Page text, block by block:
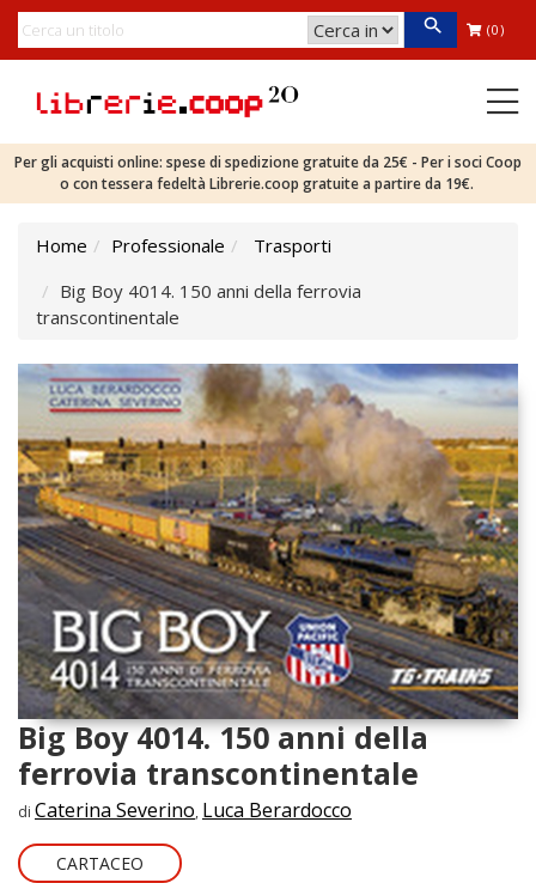
(0)
Per gli acquisti online: spese di spedizione gratuite da 25€ - Per i soci Coop
o con tessera fedeltà Librerie.coop gratuite a partire da 19€.
Home Professionale
Trasporti
Big Boy 4014. 150 anni della ferrovia
transcontinentale
Big Boy 4014. 150 anni della
ferrovia transcontinentale
di Caterina Severino, Luca Berardocco
CARTACEO